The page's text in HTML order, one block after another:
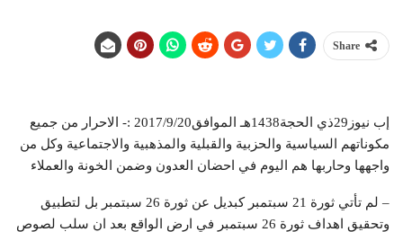
Share
إب نيوز29ذي الحجة1438هـ الموافق2017/9/20 :- الاحرار من جميع
مكوناتهم السياسية والحزبية والقبلية والمذهبية والاجتماعية وكل من
واجهها وحاربها هم اليوم في احضان العدون وضمن الخونة والعملاء
– لم تأتي ثورة 21 سبتمبر كبديل عن ثورة 26 سبتمبر بل لتطبيق
وتحقيق اهداف ثورة 26 سبتمبر في ارض الواقع بعد ان سلب لصوص